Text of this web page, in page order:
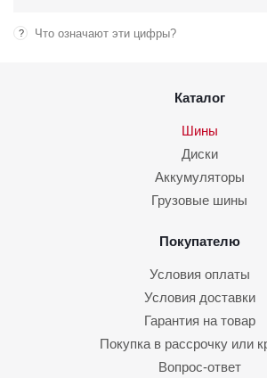
? Что означают эти цифры?
Каталог
Шины
Диски
Аккумуляторы
Грузовые шины
Покупателю
Условия оплаты
Условия доставки
Гарантия на товар
Покупка в рассрочку или
Вопрос-ответ